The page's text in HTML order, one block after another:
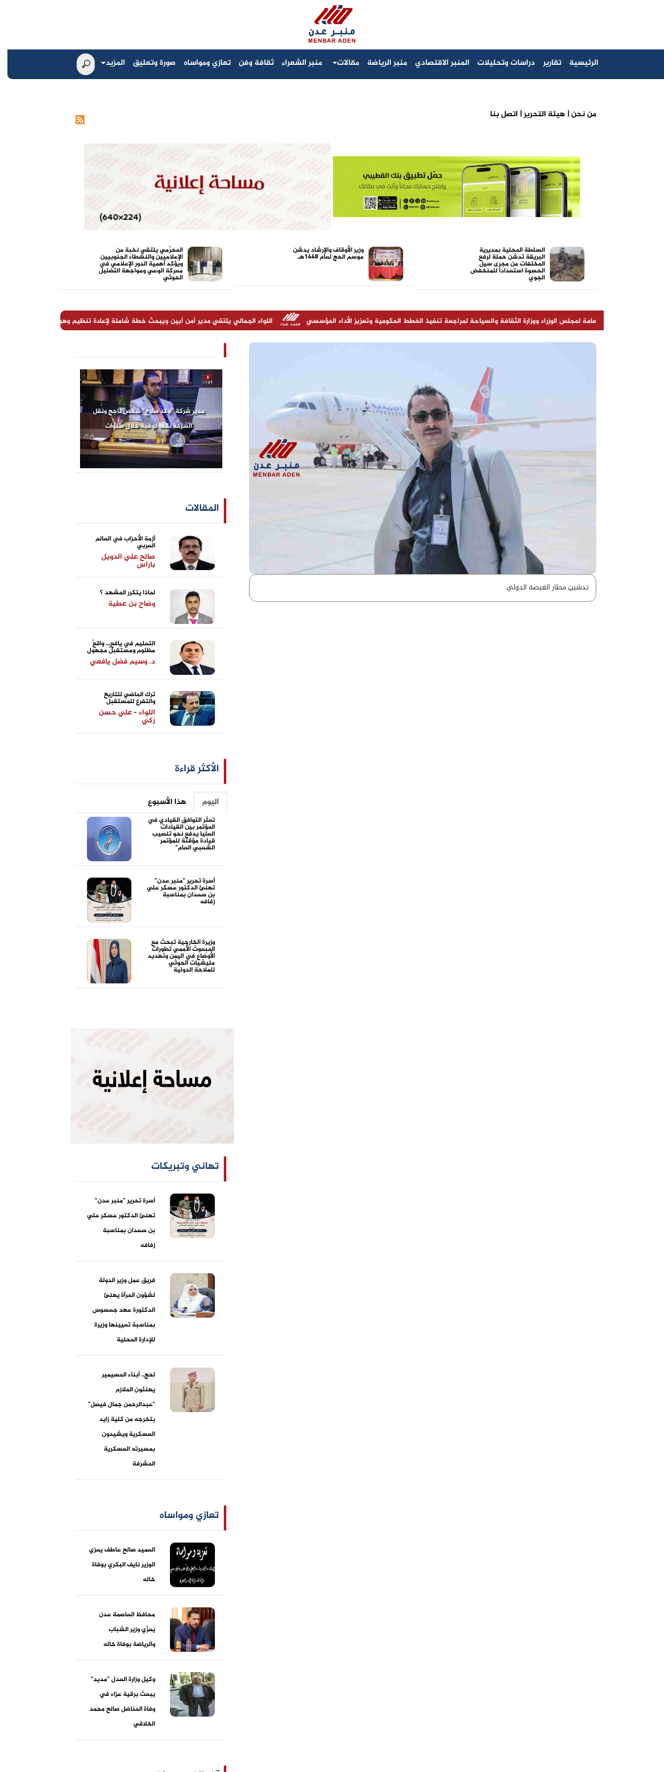
من نحن | هيئة التحرير | اتصل بنا
الرئيسية تقارير دراسات وتحليلات المنبر الاقتصادي منبر الرياضة مقالات منبر الشعراء ثقافة وفن تعازي ومواساه صورة وتعليق المزيد
السلطة المحلية بمديرية
البريقة تدشن حملة لرفع
المخلفات من مجرى سيل
الحسوة استعداداً للمنخفض
الجوي
وزير الأوقاف والإرشاد يدشن
موسم الحج لعام 1448هـ
المحرّمي يلتقي نخبة من
الإعلاميين والنشطاء الجنوبيين
ويؤكد أهمية الدور الإعلامي في
معركة الوعي ومواجهة التضليل
الحوثي
العامة لمجلس الوزراء ووزارة الثقافة والسياحة لمراجعة تنفيذ الخطط الحكومية وتعزيز الأداء المؤسسي اللواء الجمالي يلتقي مدير أمن أبين ويبحث خطة شاملة لإعادة تنظيم وهيكلة المنظومة الأمنية بالمحافظة
تدشين مطار الغيضة الدولي
الجندي المجهول (أبو زرعة المحرمي) أضرار الشيشة الإلكترونية
مدير شركة "أولاد صلاح" شخص ناجح ونقل
الشركة نقله نوعية خلال سنوات
الدكتور القحطاني هامة أكاديمية ونجم
يتلألأ في سماء الجامعات الجنوبية
المقالات
أزمة الأحزاب في العالم
العربي
صالح علي الدويل
باراس
لماذا يتكرر المشهد ؟
وضاح بن عطية
التعليم في يافع... واقعٌ
مظلوم ومستقبلٌ مجهول
د. وسيم فضل يافعي
ترك الماضي للتاريخ
والتفرغ للمستقبل
اللواء - علي حسن
زكي
الأكثر قراءة
اليوم هذا الأسبوع
تعثر التوافق القيادي في
المؤتمر بين القيادات
العليا يدفع نحو تنصيب
قيادة مؤقتة للمؤتمر
الشعبي العام"
أسرة تحرير "منبر عدن"
تهنئ الدكتور عسكر علي
بن سعدان بمناسبة
زفافه
وزيرة الخارجية تبحث مع
المبعوث الأممي تطورات
الأوضاع في اليمن وتهديد
مليشيات الحوثي
للملاحة الدولية
تهاني وتبريكات
أسرة تحرير "منبر عدن"
تهنئ الدكتور عسكر علي
بن سعدان بمناسبة
زفافه
فريق عمل وزير الدولة
لشؤون المرأة يهنئ
الدكتورة عهد جعسوس
بمناسبة تعيينها وزيرة
للإدارة المحلية
لحج.. أبناء المسيمير
يهنئون الملازم
"عبدالرحمن جمال فيصل"
بتخرجه من كلية زايد
العسكرية ويشيدون
بمسيرته العسكرية
المشرفة
تعازي ومواساه
العميد صالح عاطف يعزي
الوزير نايف البكري بوفاة
خاله
محافظ العاصمة عدن
يعزّي وزير الشباب
والرياضة بوفاة خاله
وكيل وزارة العدل "مديد"
يبعث برقية عزاء في
وفاة المناضل صالح محمد
الخلاقي